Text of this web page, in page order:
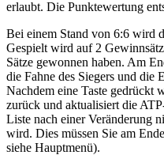
erlaubt. Die Punktewertung
Bei einem Stand von 6:6 wird
Gespielt wird auf 2
Sätze gewonnen haben. Am
die Fahne des Siegers und die
Nachdem eine Taste gedrückt
zurück und aktualisiert die
Liste nach einer Veränderung
wird. Dies müssen Sie am
siehe Hauptmenü).